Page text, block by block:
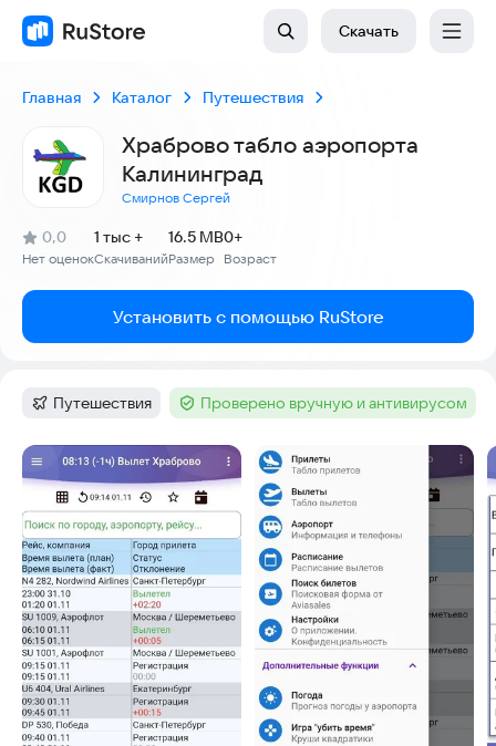
Скачать
Главная Каталог Путешествия
Храброво табло аэропорта
Калининград
Смирнов Сергей
Рейтинг:
0,0
(
Нет оценок
)
Скачиваний
1 тыс +
Размер
16.5 MB
Возраст
0+
Установить с помощью RuStore
Категория:
Путешествия Тег :Проверено вручную и антивирусом
Скриншоты